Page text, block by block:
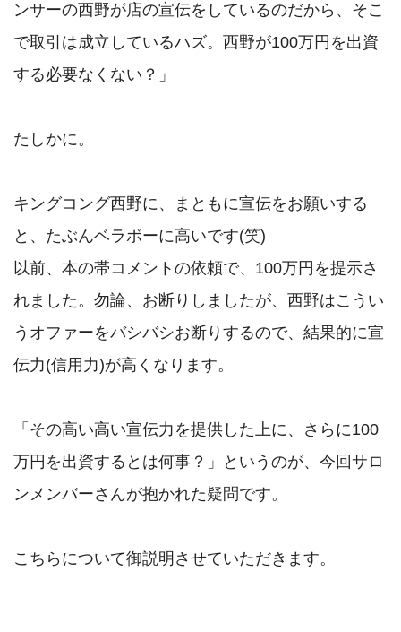
ンサーの西野が店の宣伝をしているのだから、そこ
で取引は成立しているハズ。西野が100万円を出資
する必要なくない？」
たしかに。
キングコング西野に、まともに宣伝をお願いする
と、たぶんベラボーに高いです(笑)
以前、本の帯コメントの依頼で、100万円を提示さ
れました。勿論、お断りしましたが、西野はこうい
うオファーをバシバシお断りするので、結果的に宣
伝力(信用力)が高くなります。
「その高い高い宣伝力を提供した上に、さらに100
万円を出資するとは何事？」というのが、今回サロ
ンメンバーさんが抱かれた疑問です。